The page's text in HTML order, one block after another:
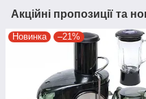
Акційні пропозиції та
Новинка –21%